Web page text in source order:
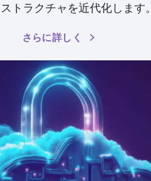
トラクチャを近代化します。
さらに詳しく